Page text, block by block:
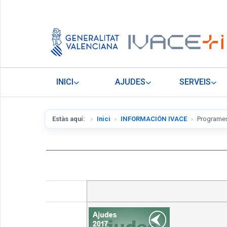
INICI AJUDES SERVEIS
Estàs aquí: Inici INFORMACIÓN IVACE